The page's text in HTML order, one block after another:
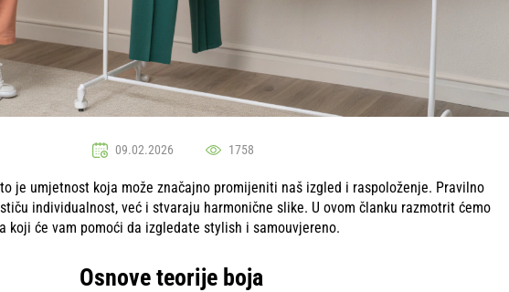
09.02.2026 1758
je umjetnost koja može značajno promijeniti naš izgled i raspoloženje. Pravilno
individualnost, već i stvaraju harmonične slike. U ovom članku razmotrit ćemo
koji će vam pomoći da izgledate stylish i samouvjereno.
Osnove teorije boja